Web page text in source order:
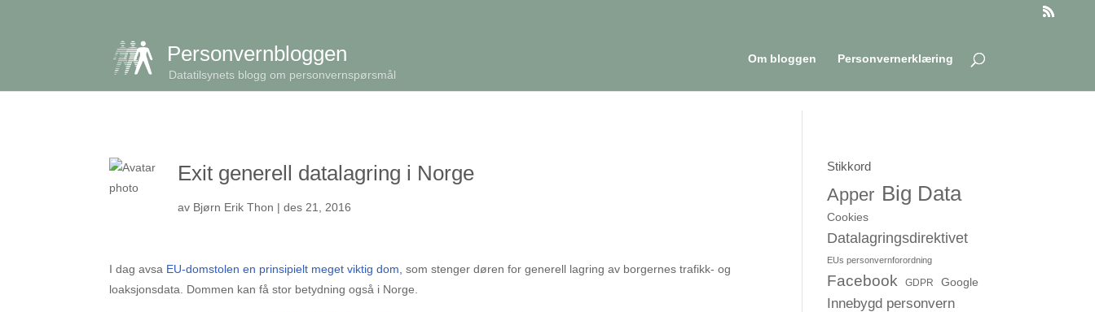
Personvernbloggen
Datatilsynets blogg om personvernspørsmål
Om bloggen Personvernerklæring
Exit generell datalagring i Norge
av Bjørn Erik Thon |des 21, 2016
I dag avsa EU-domstolen en prinsipielt meget viktig dom, som stenger døren for generell lagring av borgernes trafikk- og
loaksjonsdata. Dommen kan få stor betydning også i Norge.
Stikkord
Apper Big Data
Cookies
Datalagringsdirektivet
EUs personvernforordning
Facebook GDPR Google
Innebygd personvern